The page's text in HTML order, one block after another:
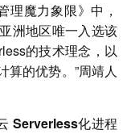
理魔力象限》中，
洲地区唯一入选该
的技术理念，以
算的优势。”周靖人
Serverless化进程